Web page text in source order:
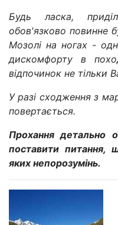
Будь ласка,
обов'язково повинне
Мозолі на ногах -
дискомфорту в
відпочинок не тільки
У разі сходження з
повертається.
Прохання детально
поставити питання,
яких непорозумінь.